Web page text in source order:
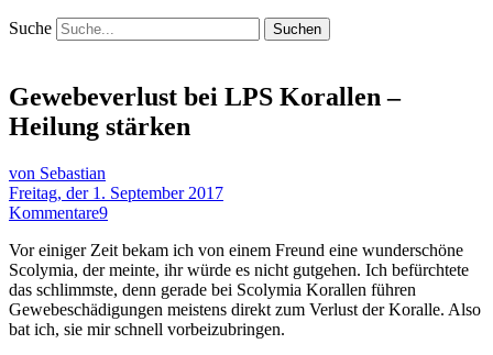
Suche
Gewebeverlust bei LPS Korallen –
Heilung stärken
von Sebastian
Freitag, der 1. September 2017
Kommentare9
Vor einiger Zeit bekam ich von einem Freund eine wunderschöne
Scolymia, der meinte, ihr würde es nicht gutgehen. Ich befürchtete
das schlimmste, denn gerade bei Scolymia Korallen führen
Gewebeschädigungen meistens direkt zum Verlust der Koralle. Also
bat ich, sie mir schnell vorbeizubringen.